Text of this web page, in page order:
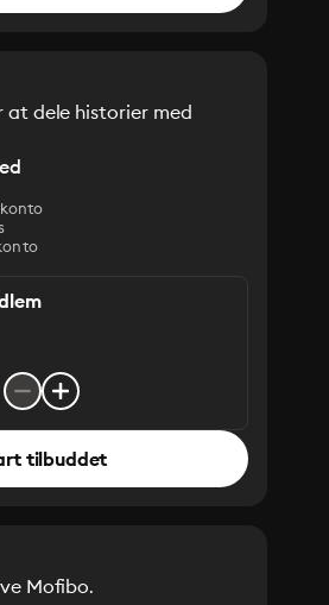
at dele historier med
tilbuddet
Mofibo.